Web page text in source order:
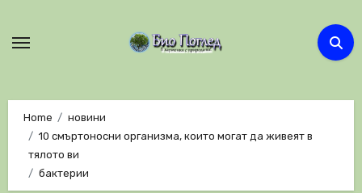
Home
новини
10 смъртоносни организма, които могат да живеят в
тялото ви
бактерии